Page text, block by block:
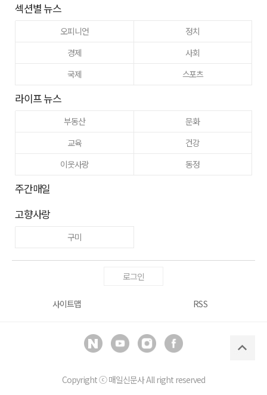
섹션별 뉴스
오피니언
정치
경제
사회
국제
스포츠
라이프 뉴스
부동산
문화
교육
건강
이웃사랑
동정
주간매일
고향사랑
구미
로그인
사이트맵 RSS
Copyright ⓒ매일신문사All right reserved